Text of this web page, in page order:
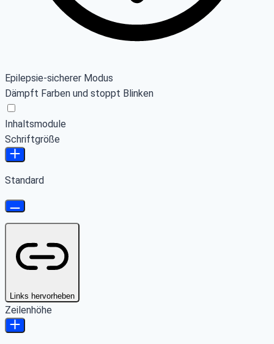
Epilepsie-sicherer Modus
Dämpft Farben und stoppt Blinken
Inhaltsmodule
Schriftgröße
Standard
Links hervorheben
Zeilenhöhe